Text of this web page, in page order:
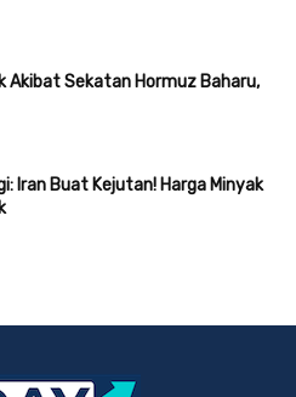
Akibat Sekatan Hormuz Baharu,
Iran Buat Kejutan! Harga Minyak